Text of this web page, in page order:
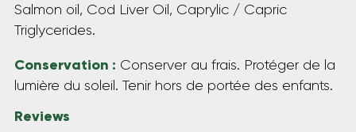
Salmon oil, Cod Liver Oil, Caprylic / Capric
Triglycerides.
Conservation : Conserver au frais. Protéger de la
lumière du soleil. Tenir hors de portée des enfants.
Reviews